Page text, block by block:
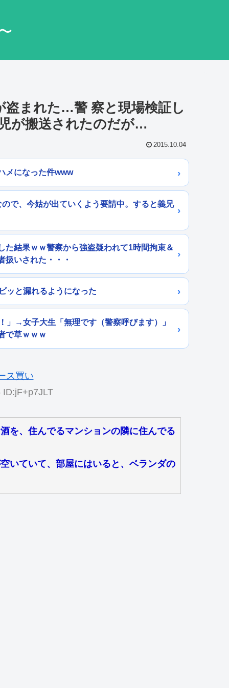
盗まれた…警 察と現場検証し
が搬送されたのだが…
2015.10.04
メになった件www
で、今姑が出ていくよう要請中。すると義兄
結果ｗｗ警察から強盗疑われて1時間拘束＆
扱いされた・・・
ッと漏れるようになった
」→女子大生「無理です（警察呼びます）」
で草ｗｗｗ
ID:jF+p7JLT
を、住んでるマンションの隣に住んでる
いていて、部屋にはいると、ベランダの